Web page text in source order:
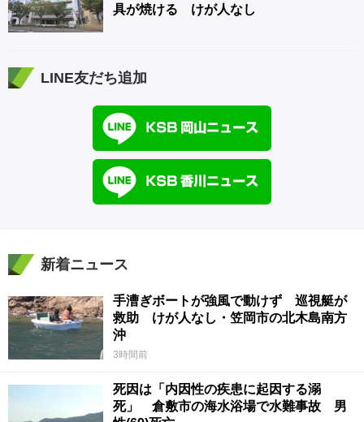
具が焼ける けが人なし
LINE友だち追加
新着ニュース
手漕ぎボートが強風で動けず 巡視艇が
救助 けが人なし・笠岡市の北木島南方
沖
3時間前
死因は「内因性の疾患に起因する溺
死」 倉敷市の海水浴場で水難事故 男